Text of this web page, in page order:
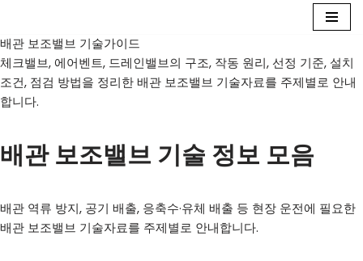
콘
텐
츠
로
너
뛰
배관 보조밸브 기술가이드
체크밸브, 에어벤트, 드레인밸브의 구조, 작동 원리, 선정 기준, 설치
조건, 점검 방법을 정리한 배관 보조밸브 기술자료를 주제별로 안내
합니다.
배관 보조밸브 기술 정보 모음
배관 역류 방지, 공기 배출, 응축수·유체 배출 등 현장 운전에 필요한
배관 보조밸브 기술자료를 주제별로 안내합니다.